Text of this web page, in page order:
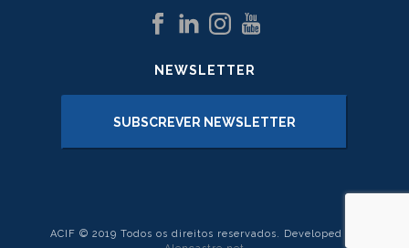
NEWSLETTER
SUBSCREVER NEWSLETTER
ACIF © 2019 Todos os direitos reservados. Developed by